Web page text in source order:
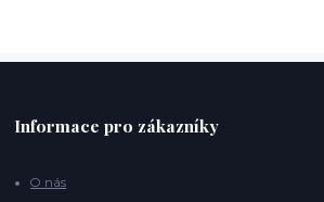
Informace pro zákazníky
O nás